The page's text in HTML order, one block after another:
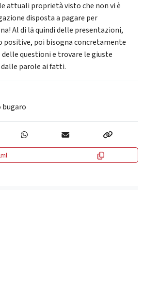
attuali proprietà visto che non vi è
disposta a pagare per
Al di là quindi delle presentazioni,
positive, poi bisogna concretamente
questioni e trovare le giuste
parole ai fatti.
bugaro